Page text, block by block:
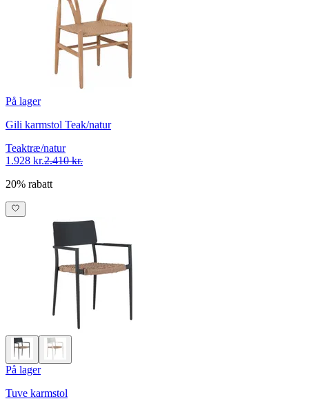
På lager
Gili karmstol Teak/natur
Teaktræ/natur
1.928 kr.2.410 kr.
20% rabatt
På lager
Tuve karmstol